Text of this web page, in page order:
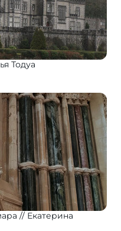
Тодуа
Екатерина